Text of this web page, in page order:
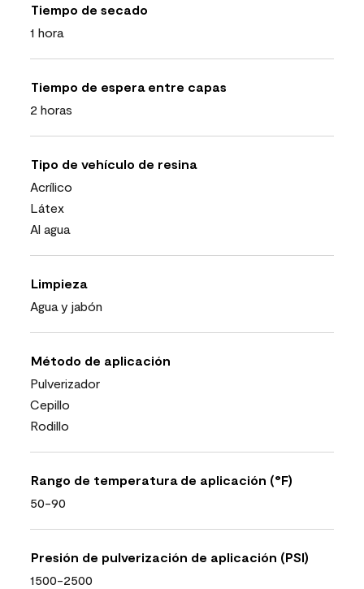
Tiempo de secado
1 hora
Tiempo de espera entre capas
2 horas
Tipo de vehículo de resina
Acrílico
Látex
Al agua
Limpieza
Agua y jabón
Método de aplicación
Pulverizador
Cepillo
Rodillo
Rango de temperatura de aplicación (°F)
50-90
Presión de pulverización de aplicación (PSI)
1500-2500